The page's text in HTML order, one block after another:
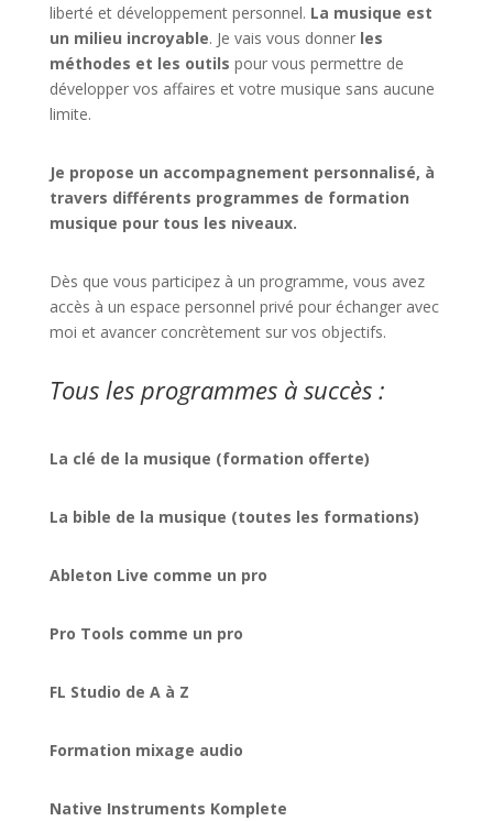
liberté et développement personnel. La musique est
un milieu incroyable. Je vais vous donner les
méthodes et les outils pour vous permettre de
développer vos affaires et votre musique sans aucune
limite.
Je propose un accompagnement personnalisé, à
travers différents programmes de formation
musique pour tous les niveaux.
Dès que vous participez à un programme, vous avez
accès à un espace personnel privé pour échanger avec
moi et avancer concrètement sur vos objectifs.
Tous les programmes à succès :
La clé de la musique (formation offerte)
La bible de la musique (toutes les formations)
Ableton Live comme un pro
Pro Tools comme un pro
FL Studio de A à Z
Formation mixage audio
Native Instruments Komplete